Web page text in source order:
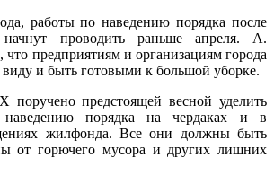
работы по наведению порядка после
проводить раньше апреля. А.
что предприятиям и организациям города
виду и быть готовыми к большой уборке.
предстоящей весной уделить
наведению порядка на чердаках и в
жилфонда. Все они должны быть
от горючего мусора и других лишних